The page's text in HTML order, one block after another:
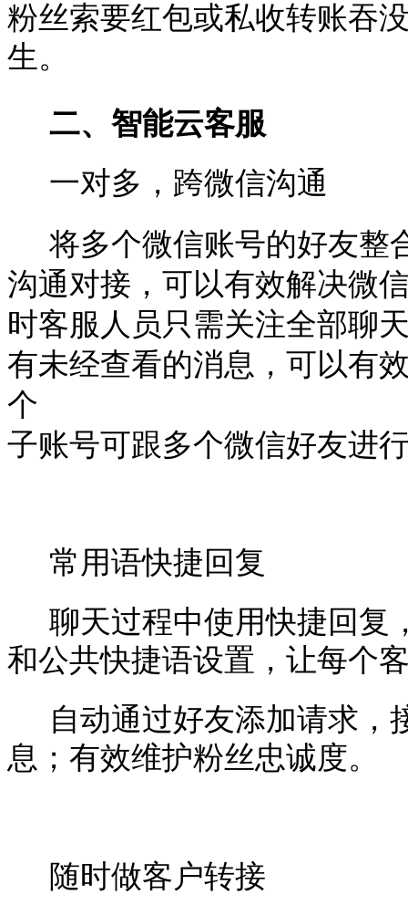
粉丝索要红包或私收转账吞
生。
二、智能云客服
一对多，跨微信沟通
将多个微信账号的好友整
沟通对接，可以有效解决微
时客服人员只需关注全部聊
有未经查看的消息，可以有
个
子账号可跟多个微信好友进
常用语快捷回复
聊天过程中使用快捷回复
和公共快捷语设置，让每个
自动通过好友添加请求，
息；有效维护粉丝忠诚度。
随时做客户转接